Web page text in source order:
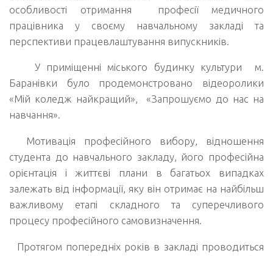
особливості отримання професії медичного
працівника у своєму навчальному закладі та
перспективи працевлаштування випускників.
У приміщенні міського будинку культури м.
Баранівки було продемонстровано відеоролики
«Мій коледж найкращий», «Запрошуємо до нас на
навчання».
Мотивація професійного вибору, відношення
студента до навчального закладу, його професійна
орієнтація і життєві плани в багатьох випадках
залежать від інформації, яку він отримає на найбільш
важливому етапі складного та суперечливого
процесу професійного самовизначення.
Протягом попередніх років в закладі проводиться